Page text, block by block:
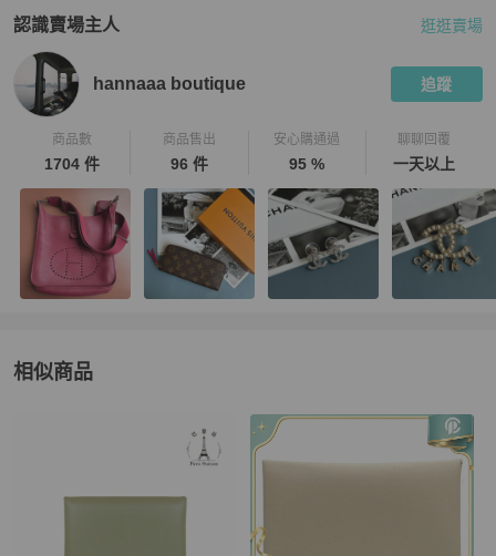
認識賣場主人
PopChill 拍拍圈嚴選賣家
逛逛賣場
hannaaa boutique 追蹤
商品數
1704 件
商品售出
96 件
安心購通過
95 %
聊聊回覆
一天以上
相似商品
女士錢包 / 小皮件推薦精品